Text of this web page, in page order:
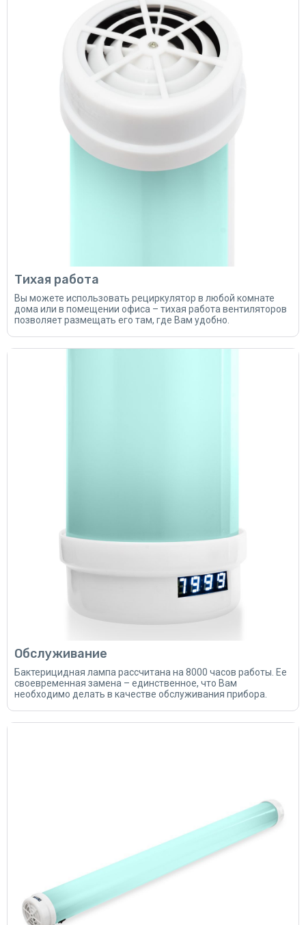
Тихая работа
Вы можете использовать рециркулятор в любой комнате
дома или в помещении офиса – тихая работа вентиляторов
позволяет размещать его там, где Вам удобно.
Обслуживание
Бактерицидная лампа рассчитана на 8000 часов работы. Ее
своевременная замена – единственное, что Вам
необходимо делать в качестве обслуживания прибора.